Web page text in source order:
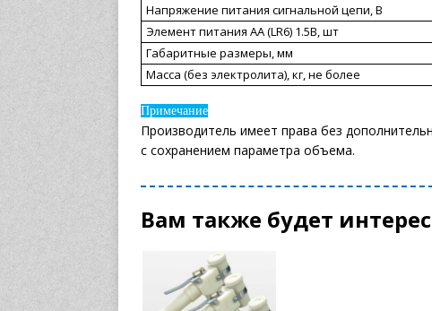
Напряжение питания сигнальной цепи, В
Элемент питания AA (LR6) 1.5B, шт
Габаритные размеры, мм
Масса (без электролита), кг, не более
Примечание
Производитель имеет права без
с сохранением параметра объема.
Вам также будет